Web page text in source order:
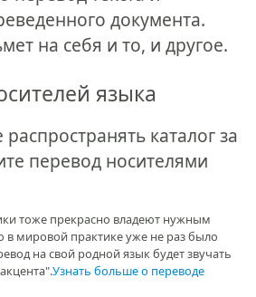
документа.
на себя и то, и другое.
языка
каталог за
перевод носителями
тоже прекрасно владеют нужным
мировой практике уже не раз было
на свой родной язык будет звучать
Узнать больше о переводе